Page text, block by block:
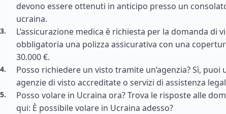
devono essere ottenuti in anticipo presso un
ucraina.
L’assicurazione medica è richiesta per la domanda di
obbligatoria una polizza assicurativa con una
30.000 €.
Posso richiedere un visto tramite un’agenzia? Sì, puoi
agenzie di visto accreditate o servizi di assistenza
Posso volare in Ucraina ora? Trova le risposte alle
qui: È possibile volare in Ucraina adesso?